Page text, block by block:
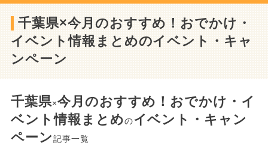
千葉県×今月のおすすめ！おでかけ・
イベント情報まとめのイベント・キャ
ンペーン
千葉県×今月のおすすめ！おでかけ・イ
ベント情報まとめのイベント・キャン
ペーン記事一覧